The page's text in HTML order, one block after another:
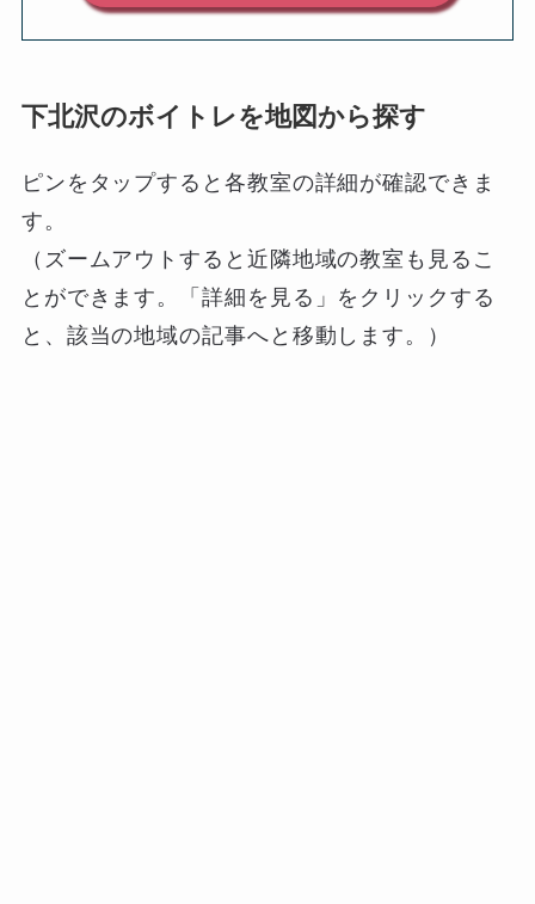
下北沢のボイトレを地図から探す
ピンをタップすると各教室の詳細が確認できま
す。
（ズームアウトすると近隣地域の教室も見るこ
とができます。「詳細を見る」をクリックする
と、該当の地域の記事へと移動します。）